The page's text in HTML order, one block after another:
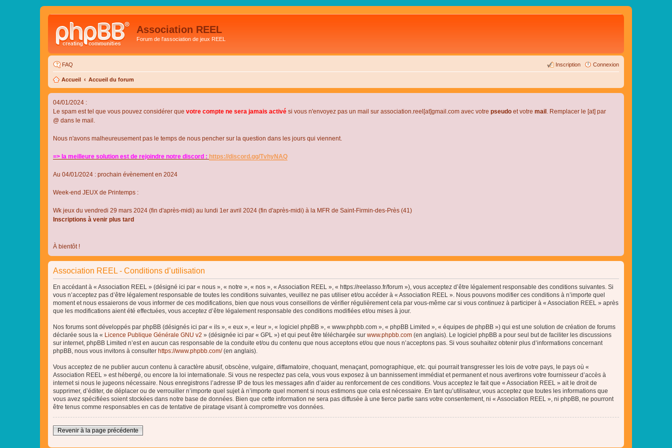
Association REEL
Forum de l'association de jeux REEL
FAQ Connexion
Inscription
Accueil Accueil du forum
04/01/2024 :
Le spam est tel que vous pouvez considérer que votre compte ne sera jamais activé si vous n'envoyez pas un mail sur association.reel[at]gmail.com avec votre pseudo et votre mail . Remplacer le [at] par
@ dans le mail.
Nous n'avons malheureusement pas le temps de nous pencher sur la question dans les jours qui viennent.
=> la meilleure solution est de rejoindre notre discord : https://discord.gg/TvhyNAQ
Au 04/01/2024 : prochain évènement en 2024
Week-end JEUX de Printemps :
Wk jeux du vendredi 29 mars 2024 (fin d'après-midi) au lundi 1er avril 2024 (fin d'après-midi) à la MFR de Saint-Firmin-des-Près (41)
Inscriptions à venir plus tard
À bientôt !
Association REEL - Conditions d’utilisation
En accédant à « Association REEL » (désigné ici par « nous », « notre », « nos », « Association REEL », « https://reelasso.fr/forum »), vous acceptez d’être légalement responsable des conditions suivantes. Si
vous n’acceptez pas d’être légalement responsable de toutes les conditions suivantes, veuillez ne pas utiliser et/ou accéder à « Association REEL ». Nous pouvons modifier ces conditions à n’importe quel
moment et nous essaierons de vous informer de ces modifications, bien que nous vous conseillons de vérifier régulièrement cela par vous-même car si vous continuez à participer à « Association REEL » après
que les modifications aient été effectuées, vous acceptez d’être légalement responsable des conditions modifiées et/ou mises à jour.
Nos forums sont développés par phpBB (désignés ici par « ils », « eux », « leur », « logiciel phpBB », « www.phpbb.com », « phpBB Limited », « équipes de phpBB ») qui est une solution de création de forums
déclarée sous la « Licence Publique Générale GNU v2 » (désignée ici par « GPL ») et qui peut être téléchargée sur www.phpbb.com (en anglais). Le logiciel phpBB a pour seul but de faciliter les discussions
sur internet, phpBB Limited n’est en aucun cas responsable de la conduite et/ou du contenu que nous acceptons et/ou que nous n’acceptons pas. Si vous souhaitez obtenir plus d’informations concernant
phpBB, nous vous invitons à consulter https://www.phpbb.com/(en anglais).
Vous acceptez de ne publier aucun contenu à caractère abusif, obscène, vulgaire, diffamatoire, choquant, menaçant, pornographique, etc. qui pourrait transgresser les lois de votre pays, le pays où «
Association REEL » est hébergé, ou encore la loi internationale. Si vous ne respectez pas cela, vous vous exposez à un bannissement immédiat et permanent et nous avertirons votre fournisseur d’accès à
internet si nous le jugeons nécessaire. Nous enregistrons l’adresse IP de tous les messages afin d’aider au renforcement de ces conditions. Vous acceptez le fait que « Association REEL » ait le droit de
supprimer, d’éditer, de déplacer ou de verrouiller n’importe quel sujet à n’importe quel moment si nous estimons que cela est nécessaire. En tant qu’utilisateur, vous acceptez que toutes les informations que
vous avez spécifiées soient stockées dans notre base de données. Bien que cette information ne sera pas diffusée à une tierce partie sans votre consentement, ni « Association REEL », ni phpBB, ne pourront
être tenus comme responsables en cas de tentative de piratage visant à compromettre vos données.
Revenir à la page précédente